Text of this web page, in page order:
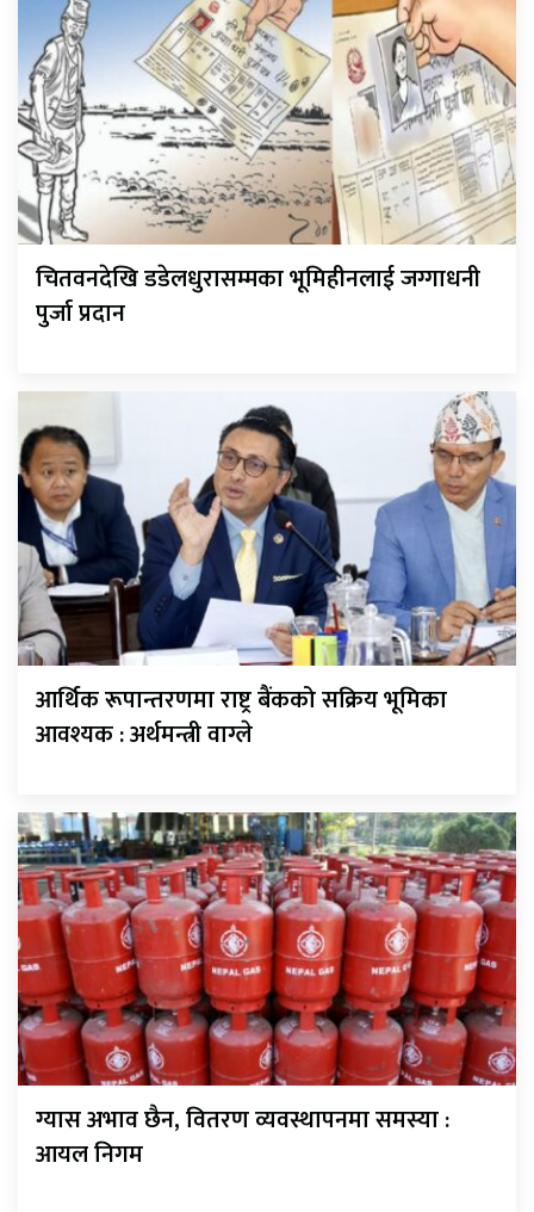
चितवनदेखि डडेलधुरासम्मका भूमिहीनलाई जग्गाधनी
पुर्जा प्रदान
आर्थिक रूपान्तरणमा राष्ट्र बैंकको सक्रिय भूमिका
आवश्यक : अर्थमन्त्री वाग्ले
ग्यास अभाव छैन, वितरण व्यवस्थापनमा समस्या :
आयल निगम